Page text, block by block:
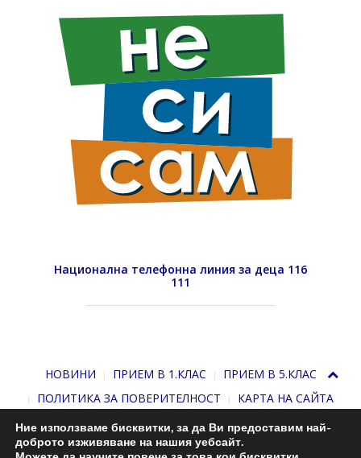
Национална телефонна линия за деца 116
111
НОВИНИ ПРИЕМ В 1.КЛАС
ПРИЕМ В 5.КЛАС
ПОЛИТИКА ЗА ПОВЕРИТЕЛНОСТ
КАРТА НА САЙТА
Ние използваме бисквитки, за да Ви предоставим най-
доброто изживяване на нашия уебсайт.